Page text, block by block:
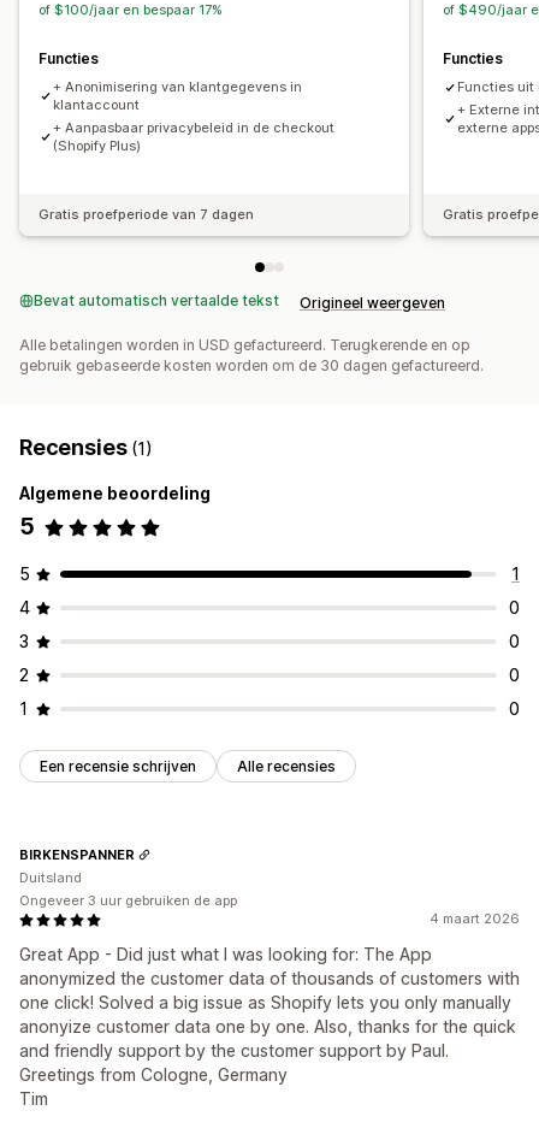
of $100/jaar en bespaar 17%
Functies
+ Anonimisering van klantgegevens in
klantaccount
+ Aanpasbaar privacybeleid in de checkout
(Shopify Plus)
Gratis proefperiode van 7 dagen
of $490/jaar
Functies
Functies uit
+ Externe
externe
Gratis
Bevat automatisch vertaalde tekst Origineel weergeven
Alle betalingen worden in USD gefactureerd. Terugkerende en op
gebruik gebaseerde kosten worden om de 30 dagen gefactureerd.
Recensies (1)
Algemene beoordeling
5
5
1
4
0
3
0
2
0
1
0
Een recensie schrijven Alle recensies
4 maart 2026
Great App - Did just what I was looking for: The App
anonymized the customer data of thousands of customers with
one click! Solved a big issue as Shopify lets you only manually
anonyize customer data one by one. Also, thanks for the quick
and friendly support by the customer support by Paul.
Greetings from Cologne, Germany
Tim
BIRKENSPANNER
Duitsland
Ongeveer 3 uur gebruiken de app